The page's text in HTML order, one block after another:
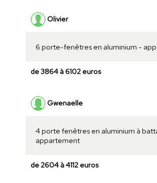
Olivier
6 porte-fenêtres en aluminium -
de 3864 à 6102 euros
Gwenaelle
4 porte fenêtres en aluminium à
appartement
de 2604 à 4112 euros